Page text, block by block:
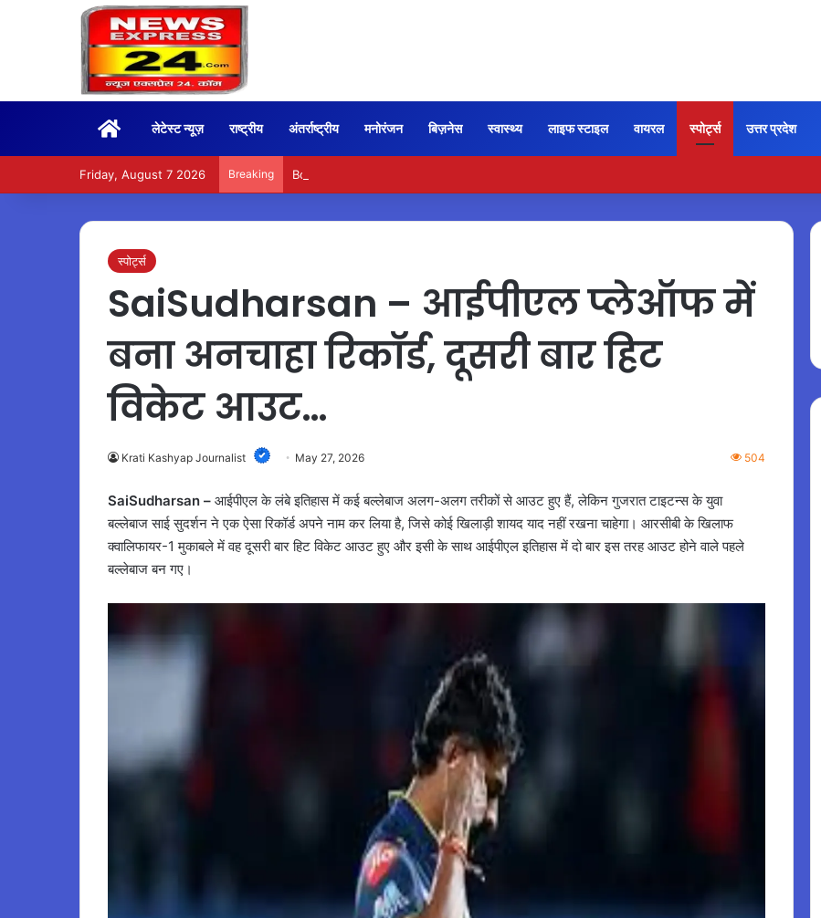
Homeलेटेस्ट न्यूज़ राष्ट्रीय अंतर्राष्ट्रीय मनोरंजन बिज़नेस स्वास्थ्य लाइफ स्टाइल वायरल स्पोर्ट्स उत्तर प्रदेश
Friday, August 7 2026 Breaking BoxOffice – 15वें दिन भी कायम रही ‘जन नायकन’ की रफ्तार, 185 करोड़ के पार पहुंची कमाई…
स्पोर्ट्स
SaiSudharsan – आईपीएल प्लेऑफ में
बना अनचाहा रिकॉर्ड, दूसरी बार हिट
विकेट आउट…
Krati Kashyap Journalist May 27, 2026 504
SaiSudharsan – आईपीएल के लंबे इतिहास में कई बल्लेबाज अलग-अलग तरीकों से आउट हुए हैं, लेकिन गुजरात टाइटन्स के युवा
बल्लेबाज साई सुदर्शन ने एक ऐसा रिकॉर्ड अपने नाम कर लिया है, जिसे कोई खिलाड़ी शायद याद नहीं रखना चाहेगा। आरसीबी के खिलाफ
क्वालिफायर-1 मुकाबले में वह दूसरी बार हिट विकेट आउट हुए और इसी के साथ आईपीएल इतिहास में दो बार इस तरह आउट होने वाले पहले
बल्लेबाज बन गए।